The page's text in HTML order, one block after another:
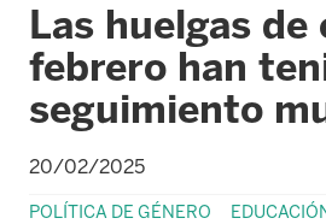
Las huelgas de
febrero han
seguimiento
20/02/2025
POLÍTICA DE GÉNERO